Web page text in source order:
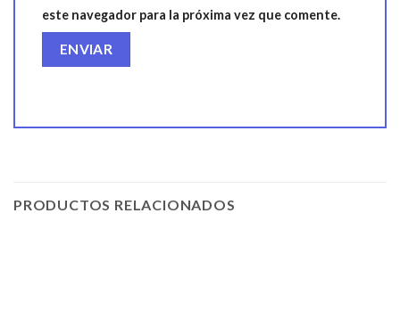
este navegador para la próxima vez que comente.
PRODUCTOS RELACIONADOS